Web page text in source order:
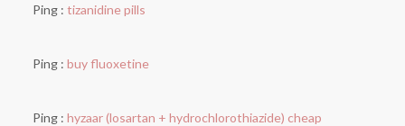
Ping : tizanidine pills
Ping : buy fluoxetine
Ping : hyzaar (losartan + hydrochlorothiazide) cheap